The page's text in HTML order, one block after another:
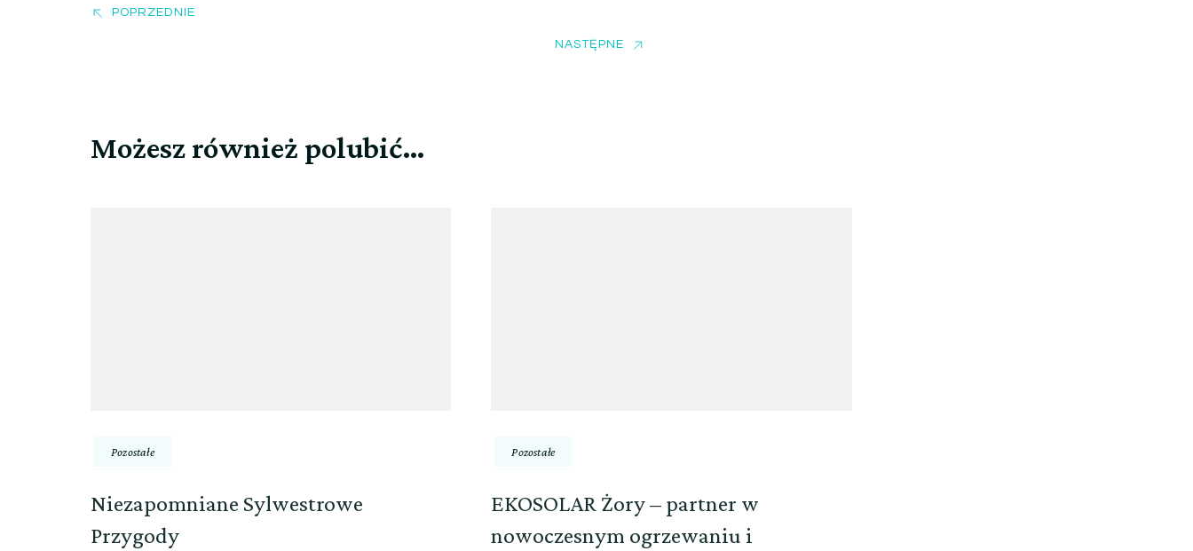
POPRZEDNIE
NASTĘPNE
Możesz również polubić…
Pozostałe
Niezapomniane Sylwestrowe
Przygody
Pozostałe
EKOSOLAR Żory – partner w
nowoczesnym ogrzewaniu i